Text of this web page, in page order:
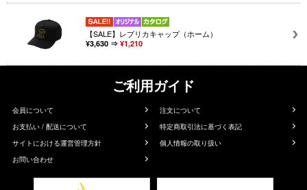
【SALE】レプリカキャップ（ホーム）
¥3,630 ⇒ ¥1,210
ご利用ガイド
会員について
注文について
お支払い / 配送について
特定商取引法に基づく表記
サイトにおける運営管理方針
個人情報の取り扱い
お問い合わせ